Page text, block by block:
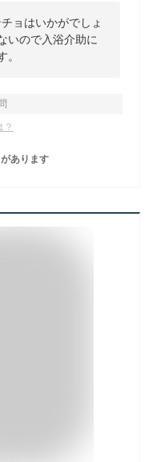
ョはいかがでしょ
いので入浴介助に
。
？
あります